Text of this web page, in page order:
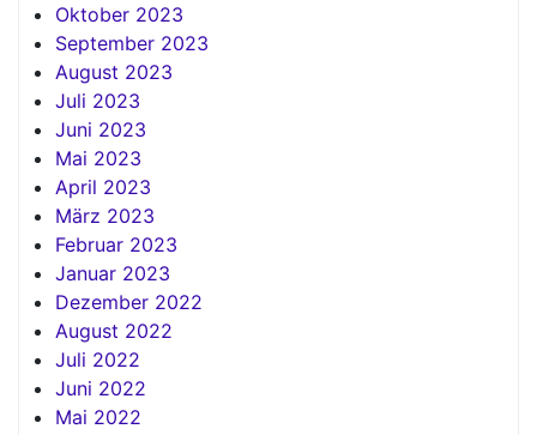
Oktober 2023
September 2023
August 2023
Juli 2023
Juni 2023
Mai 2023
April 2023
März 2023
Februar 2023
Januar 2023
Dezember 2022
August 2022
Juli 2022
Juni 2022
Mai 2022